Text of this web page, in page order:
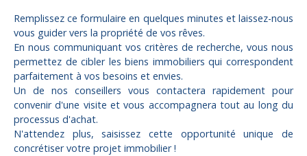
Remplissez ce formulaire en quelques minutes et laissez-nous
vous guider vers la propriété de vos rêves.
En nous communiquant vos critères de recherche, vous nous
permettez de cibler les biens immobiliers qui correspondent
parfaitement à vos besoins et envies.
Un de nos conseillers vous contactera rapidement pour
convenir d'une visite et vous accompagnera tout au long du
processus d'achat.
N'attendez plus, saisissez cette opportunité unique de
concrétiser votre projet immobilier !